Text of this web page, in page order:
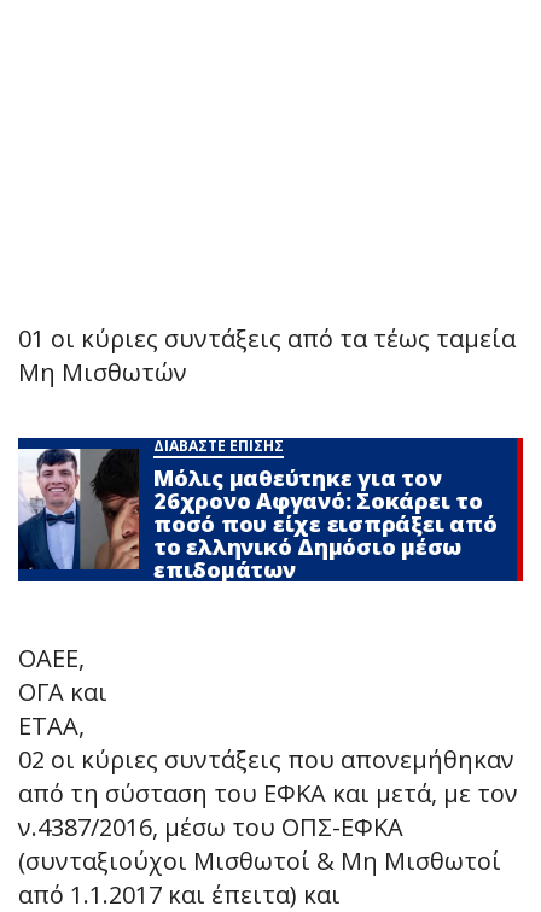
01 οι κύριες συντάξεις από τα τέως ταμεία
Μη Μισθωτών
ΔΙΑΒΑΣΤΕ ΕΠΙΣΗΣ
Μόλις μαθεύτηκε για τον
26χρονο Αφγανό: Σοκάρει το
ποσό που είχε εισπράξει από
το ελληνικό Δημόσιο μέσω
επιδομάτων
ΟΑΕΕ,
ΟΓΑ και
ΕΤΑΑ,
02 οι κύριες συντάξεις που απονεμήθηκαν
από τη σύσταση του ΕΦΚΑ και μετά, με τον
ν.4387/2016, μέσω του ΟΠΣ-ΕΦΚΑ
(συνταξιούχοι Μισθωτοί & Μη Μισθωτοί
από 1.1.2017 και έπειτα) και